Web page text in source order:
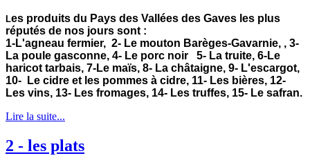
Les produits du Pays des Vallées des Gaves les plus
réputés de nos jours sont :
1-L'agneau fermier, 2- Le mouton Barèges-Gavarnie, , 3-
La poule gasconne, 4- Le porc noir 5- La truite, 6-Le
haricot tarbais, 7-Le maïs, 8- La châtaigne, 9- L'escargot,
10- Le cidre et les pommes à cidre, 11- Les bières, 12-
Les vins, 13- Les fromages, 14- Les truffes, 15- Le safran.
Lire la suite...
2 - les plats